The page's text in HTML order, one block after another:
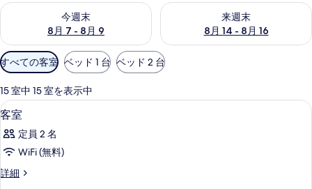
今週末
8月 7 - 8月 9
今週末 8月 7 - 8月 9 の空室状況をチェック
来週末
8月 14 - 8月 16
来週末 8月 14 - 8月 16 の空室
利
用
可
能
な
客
室
の
絞
すべての客室 ベッド 1 台 ベッド 2 台
15 室中 15 室を表示中
客
室
の
す
べ
低刺激性寝具、ミニバー、セーフテ
3
客室
定員 2 名
WiFi (無料)
詳細
客